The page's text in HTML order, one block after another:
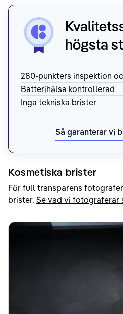
högsta
280-punkters inspektion
Batterihälsa kontrollerad
Inga tekniska brister
Så garanterar vi
Kosmetiska brister
För full transparens
brister. Se vad vi fotograferar